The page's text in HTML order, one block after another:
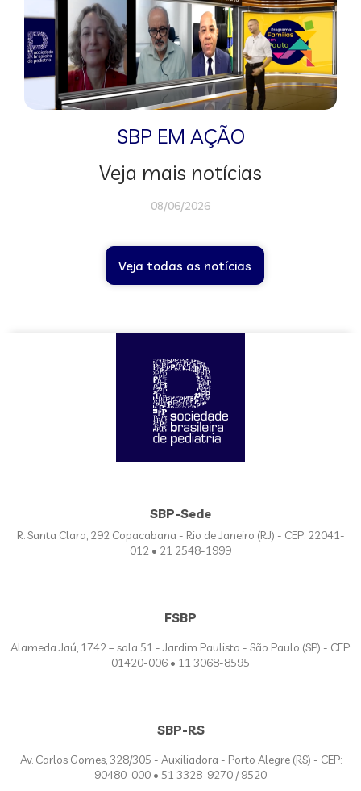
SBP EM AÇÃO
Veja mais notícias
08/06/2026
Veja todas as notícias
SBP-Sede
R. Santa Clara, 292 Copacabana - Rio de Janeiro (RJ) - CEP: 22041-
012 • 21 2548-1999
FSBP
Alameda Jaú, 1742 – sala 51 - Jardim Paulista - São Paulo (SP) - CEP:
01420-006 • 11 3068-8595
SBP-RS
Av. Carlos Gomes, 328/305 - Auxiliadora - Porto Alegre (RS) - CEP:
90480-000 • 51 3328-9270 / 9520